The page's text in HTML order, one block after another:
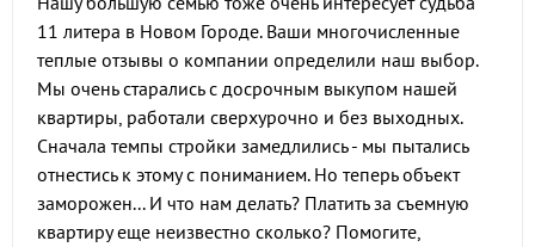
11 литера в Новом Городе. Ваши многочисленные
теплые отзывы о компании определили наш выбор.
Мы очень старались с досрочным выкупом нашей
квартиры, работали сверхурочно и без выходных.
Сначала темпы стройки замедлились - мы пытались
отнестись к этому с пониманием. Но теперь объект
заморожен... И что нам делать? Платить за съемную
квартиру еще неизвестно сколько? Помогите,